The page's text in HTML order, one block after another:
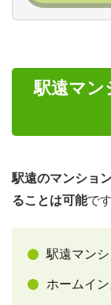
駅遠マン
駅遠のマンショ
ることは可能です
駅遠マン
ホームイ